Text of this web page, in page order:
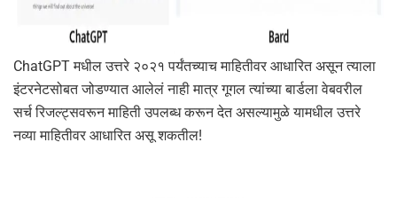
ChatGPT मधील उत्तरे २०२१ पर्यंतच्याच माहितीवर आधारित असून त्याला
इंटरनेटसोबत जोडण्यात आलेलं नाही मात्र गूगल त्यांच्या बार्डला वेबवरील
सर्च रिजल्ट्सवरून माहिती उपलब्ध करून देत असल्यामुळे यामधील उत्तरे
नव्या माहितीवर आधारित असू शकतील!